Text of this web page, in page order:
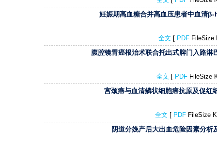
妊娠期高血糖合并高血压患者中血清
全文 [ PDF FileSize
腹腔镜胃癌根治术联合托出式脾门入路淋
全文 [ PDF FileSize
宫颈癌与血清鳞状细胞癌抗原及促红
全文 [ PDF FileSize
阴道分娩产后大出血危险因素分析